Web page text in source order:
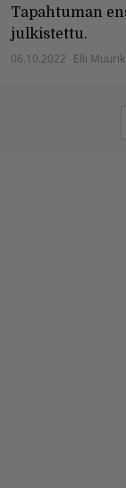
Tapahtuman
julkistettu.
06.10.2022 Elli